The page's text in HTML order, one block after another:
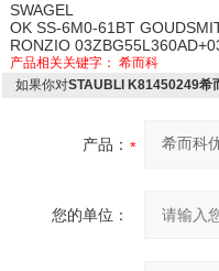
SWAGEL
OK SS-6M0-61BT
RONZIO
产品相关关键字： 希而科
如果你对STAUBLI K81450249希
产品：
您的单位：